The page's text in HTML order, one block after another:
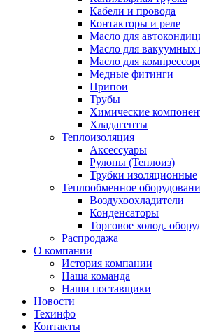
Кабели и провода
Контакторы и реле
Масло для
Масло для вакуумных
Масло для
Медные фитинги
Припои
Трубы
Химические
Хладагенты
Теплоизоляция
Аксессуары
Рулоны (Теплоиз)
Трубки изоляционные
Теплообменное
Воздухоохладители
Конденсаторы
Торговое холод.
Распродажа
О компании
История компании
Наша команда
Наши поставщики
Новости
Техинфо
Контакты